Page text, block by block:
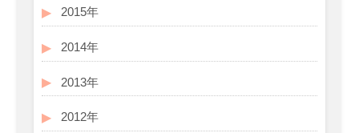
2015年
2014年
2013年
2012年